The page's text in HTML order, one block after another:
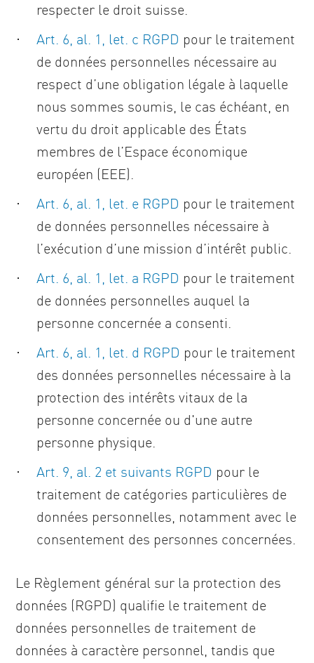
respecter le droit suisse.
Art. 6, al. 1, let. c RGPD pour le traitement
de données personnelles nécessaire au
respect d’une obligation légale à laquelle
nous sommes soumis, le cas échéant, en
vertu du droit applicable des États
membres de l’Espace économique
européen (EEE).
Art. 6, al. 1, let. e RGPD pour le traitement
de données personnelles nécessaire à
l’exécution d’une mission d’intérêt public.
Art. 6, al. 1, let. a RGPD pour le traitement
de données personnelles auquel la
personne concernée a consenti.
Art. 6, al. 1, let. d RGPD pour le traitement
des données personnelles nécessaire à la
protection des intérêts vitaux de la
personne concernée ou d'une autre
personne physique.
Art. 9, al. 2 et suivants RGPD pour le
traitement de catégories particulières de
données personnelles, notamment avec le
consentement des personnes concernées.
Le Règlement général sur la protection des
données (RGPD) qualifie le traitement de
données personnelles de traitement de
données à caractère personnel, tandis que